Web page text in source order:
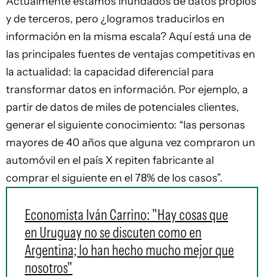
y de terceros, pero ¿logramos traducirlos en
información en la misma escala? Aquí está una de
las principales fuentes de ventajas competitivas en
la actualidad: la capacidad diferencial para
transformar datos en información. Por ejemplo, a
partir de datos de miles de potenciales clientes,
generar el siguiente conocimiento: “las personas
mayores de 40 años que alguna vez compraron un
automóvil en el país X repiten fabricante al
comprar el siguiente en el 78% de los casos”.
Economista Iván Carrino: "Hay cosas que
en Uruguay no se discuten como en
Argentina; lo han hecho mucho mejor que
nosotros"